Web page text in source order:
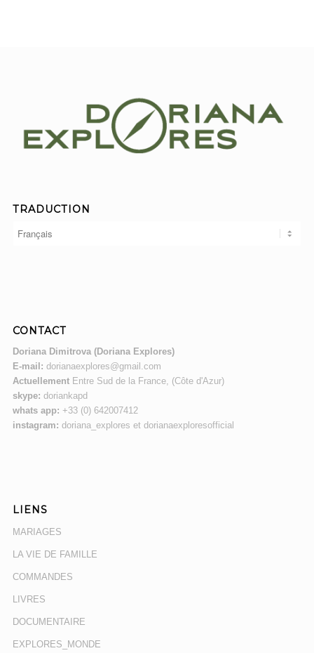
TRADUCTION
CONTACT
Doriana Dimitrova (Doriana Explores)
E-mail: dorianaexplores@gmail.com
ActuellementEntre Sud de la France, (Côte d'Azur)
skype: doriankapd
whats app: +33 (0) 642007412
instagram: doriana_explores et dorianaexploresofficial
LIENS
MARIAGES
LA VIE DE FAMILLE
COMMANDES
LIVRES
DOCUMENTAIRE
EXPLORES_MONDE